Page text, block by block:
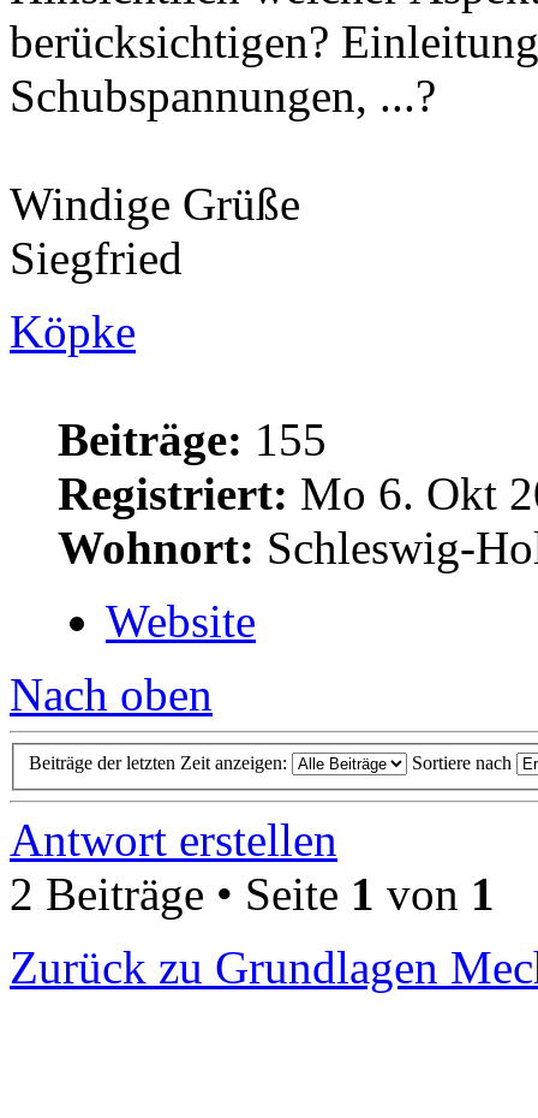
berücksichtigen?
Schubspannungen, ...?
Windige Grüße
Siegfried
Köpke
Beiträge: 155
Registriert: Mo 6. Okt
Wohnort: Schleswig-
Website
Nach oben
Beiträge der letzten Zeit anzeigen: Sortiere nach
Antwort erstellen
2 Beiträge • Seite 1 von 1
Zurück zu Grundlagen